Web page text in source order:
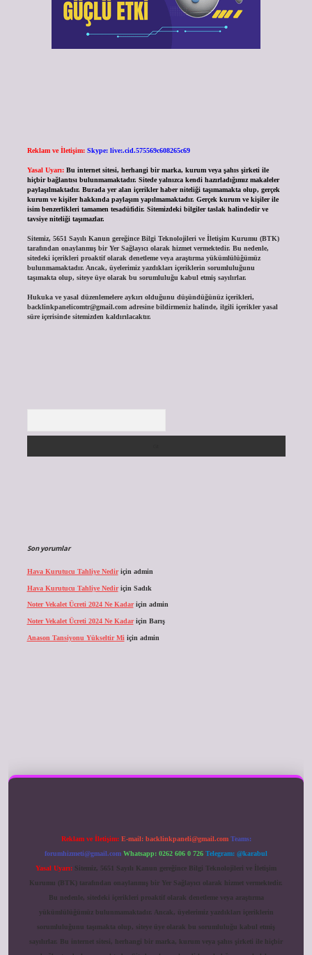
Reklam ve İletişim: Skype: live:.cid.575569c608265c69
Yasal Uyarı: Bu internet sitesi, herhangi bir marka, kurum veya şahıs şirketi ile
hiçbir bağlantısı bulunmamaktadır. Sitede yalnızca kendi hazırladığımız makaleler
paylaşılmaktadır. Burada yer alan içerikler haber niteliği taşımamakta olup, gerçek
kurum ve kişiler hakkında paylaşım yapılmamaktadır. Gerçek kurum ve kişiler ile
isim benzerlikleri tamamen tesadüfidir. Sitemizdeki bilgiler taslak halindedir ve
tavsiye niteliği taşımazlar.
Sitemiz, 5651 Sayılı Kanun gereğince Bilgi Teknolojileri ve İletişim Kurumu (BTK)
tarafından onaylanmış bir Yer Sağlayıcı olarak hizmet vermektedir. Bu nedenle,
sitedeki içerikleri proaktif olarak denetleme veya araştırma yükümlülüğümüz
bulunmamaktadır. Ancak, üyelerimiz yazdıkları içeriklerin sorumluluğunu
taşımakta olup, siteye üye olarak bu sorumluluğu kabul etmiş sayılırlar.
Hukuka ve yasal düzenlemelere aykırı olduğunu düşündüğünüz içerikleri,
backlinkpanelicomtr@gmail.comadresine bildirmeniz halinde, ilgili içerikler yasal
süre içerisinde sitemizden kaldırılacaktır.
Son yorumlar
Hava Kurutucu Tahliye Nediriçin admin
Hava Kurutucu Tahliye Nediriçin Sadık
Noter Vekalet Ücreti 2024 Ne Kadariçin admin
Noter Vekalet Ücreti 2024 Ne Kadariçin Barış
Anason Tansiyonu Yükseltir Mi için admin
Reklam ve İletişim: E-mail: backlinkpaneli@gmail.com Teams:
forumhizmeti@gmail.com Whatsapp: 0262 606 0 726 Telegram: @karabul
Yasal Uyarı: Sitemiz, 5651 Sayılı Kanun gereğince Bilgi Teknolojileri ve İletişim
Kurumu (BTK) tarafından onaylanmış bir Yer Sağlayıcı olarak hizmet vermektedir.
Bu nedenle, sitedeki içerikleri proaktif olarak denetleme veya araştırma
yükümlülüğümüz bulunmamaktadır. Ancak, üyelerimiz yazdıkları içeriklerin
sorumluluğunu taşımakta olup, siteye üye olarak bu sorumluluğu kabul etmiş
sayılırlar. Bu internet sitesi, herhangi bir marka, kurum veya şahıs şirketi ile hiçbir